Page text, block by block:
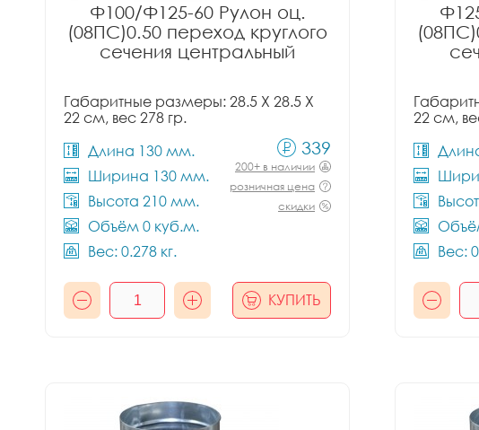
Ф100/Ф125-60 Рулон оц.
(08ПС)0.50 переход круглого
сечения центральный
Габаритные размеры: 28.5 X 28.5 X
22 см, вес 278 гр.
Длина 130 мм.
Ширина 130 мм.
Высота 210 мм.
Объём 0 куб.м.
Вес: 0.278 кг.
339
200+ в наличии
розничная цена
скидки
КУПИТЬ
22 см,
Вес: